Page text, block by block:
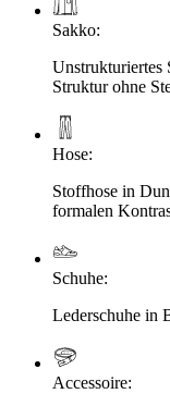
Sakko:
Unstrukturiertes
Struktur ohne
Hose:
Stoffhose in
formalen
Schuhe:
Lederschuhe in
Accessoire: